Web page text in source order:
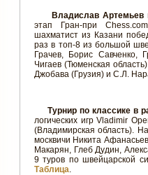
Владислав Артемьев
этап Гран-при
шахматист из Казани
раз в топ-8 из большой
Грачев, Борис Савченко,
Чигаев (Тюменская
Джобава (Грузия) и С.Л.
Турнир по классике в
логических игр Vladimir
(Владимирская область).
москвичи Никита
Макарян, Глеб Дудин,
9 туров по швейцарской
Таблица.